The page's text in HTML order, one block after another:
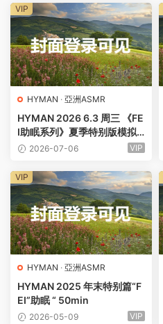
HYMAN · 亞洲ASMR
HYMAN 2026 6.3 周三 《FE
I助眠系列》夏季特别版模拟
服裝 慎入 時長：29.21min
2026-07-06 VIP
VIP
HYMAN · 亞洲ASMR
HYMAN 2025 年末特别篇“F
EI”助眠 “ 50min
2026-05-09 VIP
VIP